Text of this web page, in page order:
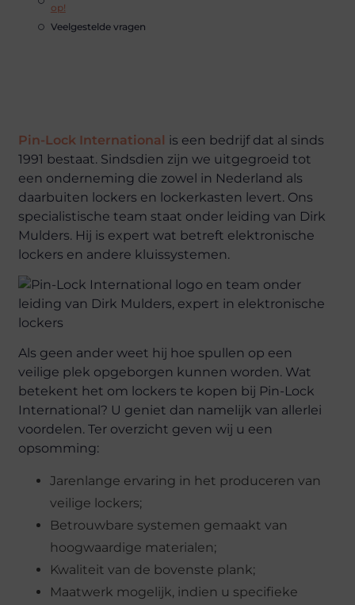
op!
Veelgestelde vragen
Pin-Lock International is een bedrijf dat al sinds
1991 bestaat. Sindsdien zijn we uitgegroeid tot
een onderneming die zowel in Nederland als
daarbuiten lockers en lockerkasten levert. Ons
specialistische team staat onder leiding van Dirk
Mulders. Hij is expert wat betreft elektronische
lockers en andere kluissystemen.
Als geen ander weet hij hoe spullen op een
veilige plek opgeborgen kunnen worden. Wat
betekent het om lockers te kopen bij Pin-Lock
International? U geniet dan namelijk van allerlei
voordelen. Ter overzicht geven wij u een
opsomming:
Jarenlange ervaring in het produceren van
veilige lockers;
Betrouwbare systemen gemaakt van
hoogwaardige materialen;
Kwaliteit van de bovenste plank;
Maatwerk mogelijk, indien u specifieke